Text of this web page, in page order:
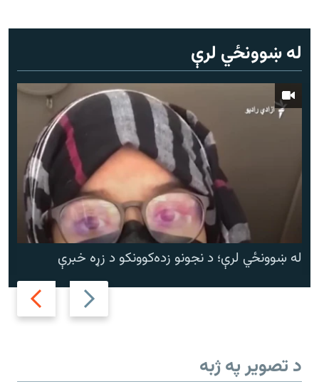
له ښوونځي لرې
Previous
slide
Next
slide
له ښوونځي لرې؛ د نجونو زده‌کوونکو د زړه خبرې
د تصویر په ژبه